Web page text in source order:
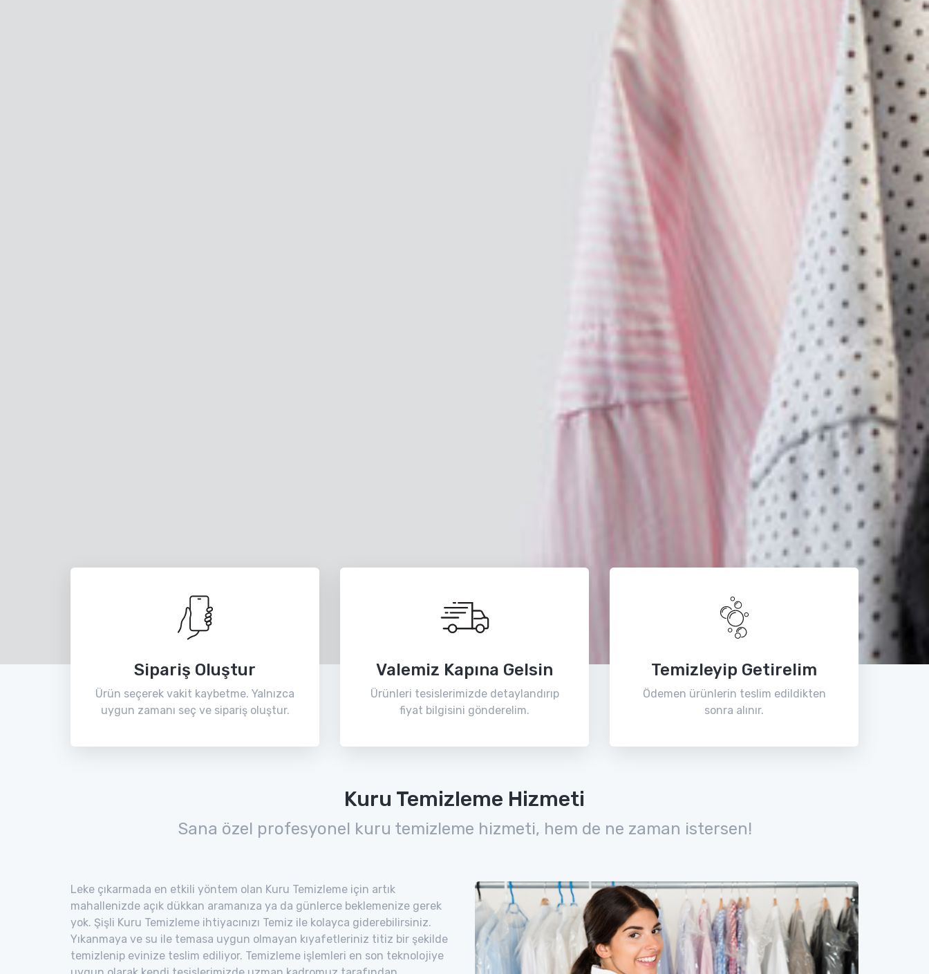
Sipariş Oluştur
Ürün seçerek vakit kaybetme. Yalnızca
uygun zamanı seç ve sipariş oluştur.
Valemiz Kapına Gelsin
Ürünleri tesislerimizde detaylandırıp
fiyat bilgisini gönderelim.
Temizleyip Getirelim
Ödemen ürünlerin teslim edildikten
sonra alınır.
Kuru Temizleme Hizmeti
Sana özel profesyonel kuru temizleme hizmeti, hem de ne zaman istersen!
Leke çıkarmada en etkili yöntem olan Kuru Temizleme için artık
mahallenizde açık dükkan aramanıza ya da günlerce beklemenize gerek
yok. Şişli Kuru Temizleme ihtiyacınızı Temiz ile kolayca giderebilirsiniz.
Yıkanmaya ve su ile temasa uygun olmayan kıyafetleriniz titiz bir şekilde
temizlenip evinize teslim ediliyor. Temizleme işlemleri en son teknolojiye